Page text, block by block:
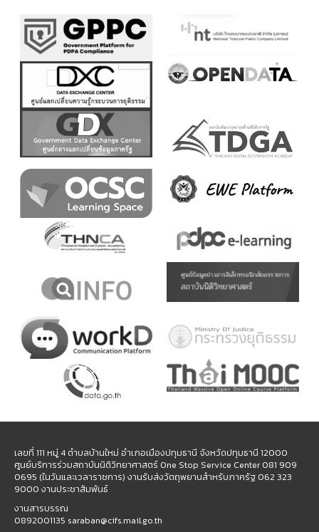
เลขที่ 111 หมู่ 4 ตำบลบ้านใหม่ อำเภอเมืองปทุมธานี จังหวัดปทุมธานี 12000
ศูนย์บริการร่วมสถาบันนิติวิทยาศาสตร์ One Stop Service Center 081 909
0695 (ในวันและเวลาราชการ) งานรับส่งวัตถุพยานสำหรับภาครัฐ 062 323
9000 งานประชาสัมพันธ์
งานสารบรรณ
0892001135 saraban@cifs.mail.go.th